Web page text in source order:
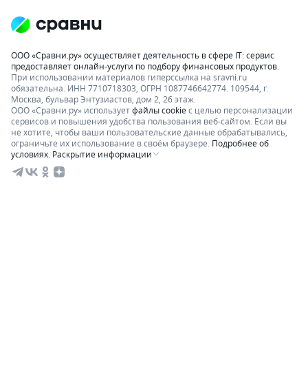
ООО «Сравни.ру» осуществляет деятельность в сфере IT: сервис
предоставляет онлайн-услуги по подбору финансовых продуктов.
При использовании материалов гиперссылка на sravni.ru
обязательна. ИНН 7710718303, ОГРН 1087746642774. 109544, г.
Москва, бульвар Энтузиастов, дом 2, 26 этаж.
ООО «Сравни.ру» используетфайлы cookieс целью персонализации
сервисов и повышения удобства пользования веб-сайтом. Если вы
не хотите, чтобы ваши пользовательские данные обрабатывались,
ограничьте их использование в своём браузере. Подробнее об
условиях. Раскрытие информации